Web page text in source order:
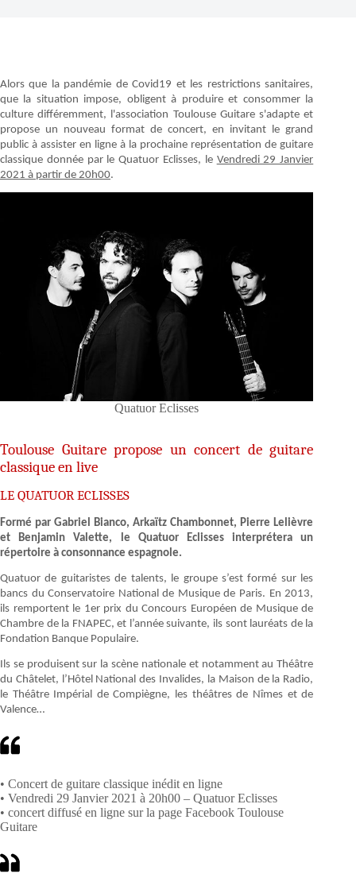
Alors que la pandémie de Covid19 et les restrictions sanitaires,
que la situation impose, obligent à produire et consommer la
culture différemment, l'association Toulouse Guitare s'adapte et
propose un nouveau format de concert, en invitant le grand
public à assister en ligne à la prochaine représentation de guitare
classique donnée par le Quatuor Eclisses, le Vendredi 29 Janvier
2021 à partir de 20h00.
Quatuor Eclisses
Toulouse Guitare propose un concert de guitare
classique en live
LE QUATUOR ECLISSES
Formé par Gabriel Bianco, Arkaïtz Chambonnet, Pierre Lelièvre
et Benjamin Valette, le Quatuor Eclisses interprétera un
répertoire à consonnance espagnole.
Quatuor de guitaristes de talents, le groupe s’est formé sur les
bancs du Conservatoire National de Musique de Paris. En 2013,
ils remportent le 1er prix du Concours Européen de Musique de
Chambre de la FNAPEC, et l’année suivante, ils sont lauréats de la
Fondation Banque Populaire.
Ils se produisent sur la scène nationale et notamment au Théâtre
du Châtelet, l’Hôtel National des Invalides, la Maison de la Radio,
le Théâtre Impérial de Compiègne, les théâtres de Nîmes et de
Valence…
• Concert de guitare classique inédit en ligne
• Vendredi 29 Janvier 2021 à 20h00 – Quatuor Eclisses
• concert diffusé en ligne sur la page Facebook Toulouse
Guitare